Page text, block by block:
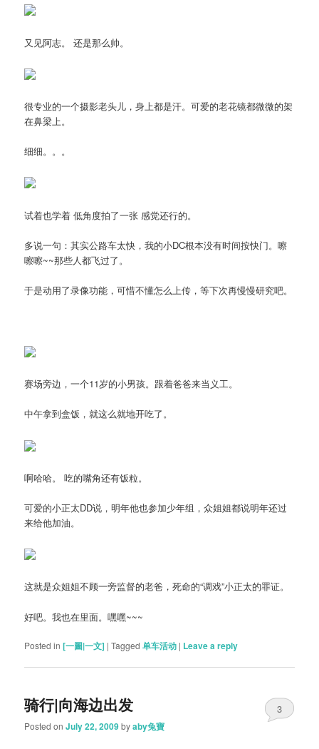
又见阿志。 还是那么帅。
很专业的一个摄影老头儿，身上都是汗。可爱的老花镜都微微的架
在鼻梁上。
细细。。。
试着也学着 低角度拍了一张 感觉还行的。
多说一句：其实公路车太快，我的小DC根本没有时间按快门。嚓
嚓嚓~~那些人都飞过了。
于是动用了录像功能，可惜不懂怎么上传，等下次再慢慢研究吧。
赛场旁边，一个11岁的小男孩。跟着爸爸来当义工。
中午拿到盒饭，就这么就地开吃了。
啊哈哈。 吃的嘴角还有饭粒。
可爱的小正太DD说，明年他也参加少年组，众姐姐都说明年还过
来给他加油。
这就是众姐姐不顾一旁监督的老爸，死命的“调戏”小正太的罪证。
好吧。我也在里面。嘿嘿~~~
Posted in [一圖|一文] |Tagged 单车活动 | Leave a reply
骑行|向海边出发
Posted onJuly 22, 2009byaby兔寶
3